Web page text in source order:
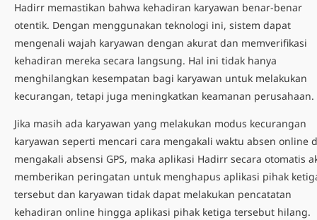
Hadirr memastikan bahwa kehadiran karyawan benar-benar
otentik. Dengan menggunakan teknologi ini, sistem dapat
mengenali wajah karyawan dengan akurat dan memverifikasi
kehadiran mereka secara langsung. Hal ini tidak hanya
menghilangkan kesempatan bagi karyawan untuk melakukan
kecurangan, tetapi juga meningkatkan keamanan perusahaan.
Jika masih ada karyawan yang melakukan modus kecurangan
karyawan seperti mencari cara mengakali waktu absen online
mengakali absensi GPS, maka aplikasi Hadirr secara otomatis
memberikan peringatan untuk menghapus aplikasi pihak
tersebut dan karyawan tidak dapat melakukan pencatatan
kehadiran online hingga aplikasi pihak ketiga tersebut hilang.